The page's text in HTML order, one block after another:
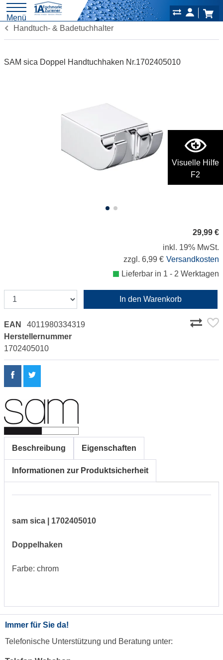
Visuelle Hilfe
F2
Menü
Handtuch- & Badetuchhalter
SAM sica Doppel Handtuchhaken Nr.1702405010
29,99 €
inkl. 19% MwSt.
zzgl. 6,99 € Versandkosten
Lieferbar in 1 - 2 Werktagen
In den Warenkorb
EAN
4011980334319
Herstellernummer
1702405010
Beschreibung Eigenschaften
Informationen zur Produktsicherheit
sam sica | 1702405010
Doppelhaken
Farbe: chrom
Immer für Sie da!
Telefonische Unterstützung und Beratung unter: